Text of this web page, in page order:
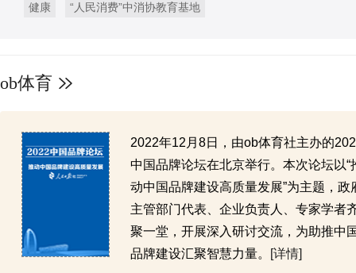
健康 “人民消费”中消协教育基地
ob体育
2022年12月8日，由ob体育社主办的
中国品牌论坛在北京举行。本次论坛以“
动中国品牌建设高质量发展”为主题，政
主管部门代表、企业负责人、专家学者
聚一堂，开展深入研讨交流，为助推中
品牌建设汇聚智慧力量。
[详情]